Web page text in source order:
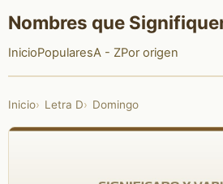
Nombres que
InicioPopularesA - ZPor origen
Inicio Letra D Domingo